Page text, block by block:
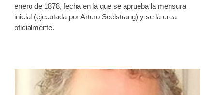
enero de 1878, fecha en la que se aprueba la mensura
inicial (ejecutada por Arturo Seelstrang) y se la crea
oficialmente.